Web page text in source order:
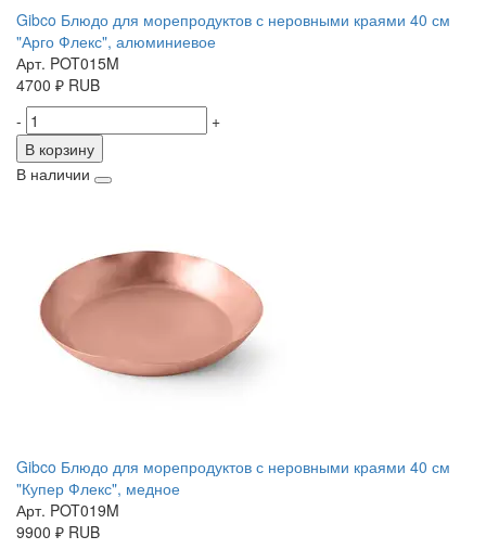
Gibco Блюдо для морепродуктов с неровными краями 40 см
"Арго Флекс", алюминиевое
Арт. POT015M
4700 ₽ RUB
-
+
В корзину
В наличии
Gibco Блюдо для морепродуктов с неровными краями 40 см
"Купер Флекс", медное
Арт. POT019M
9900 ₽ RUB